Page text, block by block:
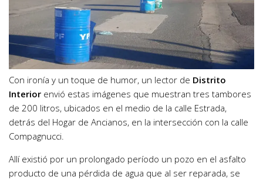
Con ironía y un toque de humor, un lector de Distrito
Interior envió estas imágenes que muestran tres tambores
de 200 litros, ubicados en el medio de la calle Estrada,
detrás del Hogar de Ancianos, en la intersección con la calle
Compagnucci.
Allí existió por un prolongado período un pozo en el asfalto
producto de una pérdida de agua que al ser reparada, se